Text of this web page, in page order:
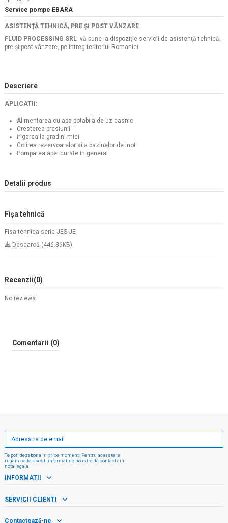
Service pompe EBARA
ASISTENŢĂ TEHNICĂ, PRE ŞI POST VÂNZARE
FLUID PROCESSING SRL vă pune la dispoziţie servicii de asistenţă tehnică,
pre şi post vânzare, pe întreg teritoriul Romaniei.
Descriere
APLICATII:
Alimentarea cu apa potabila de uz casnic
Cresterea presiunii
Irigarea la gradini mici
Golirea rezervoarelor si a bazinelor de inot
Pomparea apei curate in general
Detalii produs
Fișa tehnică
Fisa tehnica seria JES-JE
Descarcă (446.86KB)
Recenzii(0)
No reviews
Comentarii (0)
Te poti dezabona in orice moment. Pentru aceasta te
rugam sa folosesti informatiile noastre de contact din
nota legala.
INFORMATII
SERVICII CLIENTI
Contactează-ne